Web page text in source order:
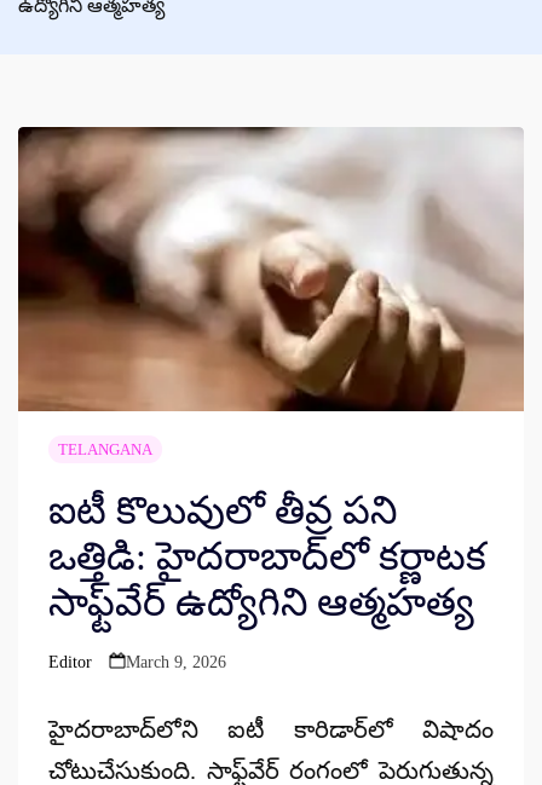
ఉద్యోగిని ఆత్మహత్య
TELANGANA
ఐటీ కొలువులో తీవ్ర పని
ఒత్తిడి: హైదరాబాద్‌లో కర్ణాటక
సాఫ్ట్‌వేర్ ఉద్యోగిని ఆత్మహత్య
Posted
Editor March 9, 2026
హైదరాబాద్‌లోని ఐటీ కారిడార్‌లో విషాదం
చోటుచేసుకుంది. సాఫ్ట్‌వేర్ రంగంలో పెరుగుతున్న